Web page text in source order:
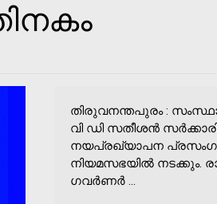
തിരുവനന്തപുരം :
വി ഡി സതീശൻ
നയപ്രഖ്യാപന
നിയമസഭയില്‍ നടക്കും.
ഗവർണർ ...